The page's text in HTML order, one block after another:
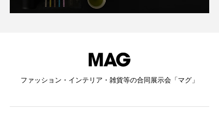
ファッション・インテリア・雑貨等の合同展示会「マグ」